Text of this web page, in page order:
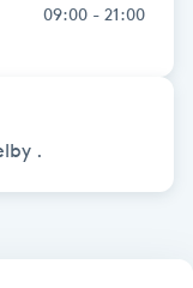
09:00 - 21:00
.